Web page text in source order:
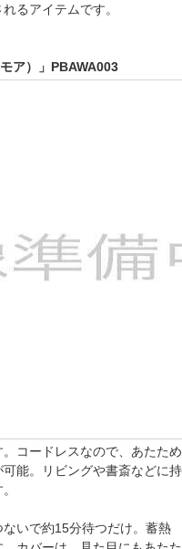
るアイテムです。
ア）」PBAWA003
コードレスなので、あたため
能。リビングや書斎などに持
いで約15分待つだけ。蓄熱